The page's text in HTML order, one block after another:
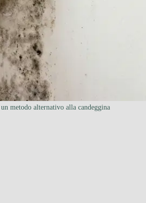
metodo alternativo alla candeggina